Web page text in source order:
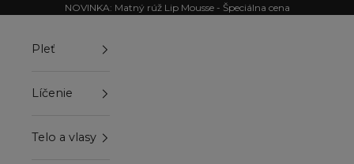
Preskočiť na obsahNOVINKA: Matný rúž Lip Mousse - Špeciálna cena
Pleť
Líčenie
Telo a vlasy